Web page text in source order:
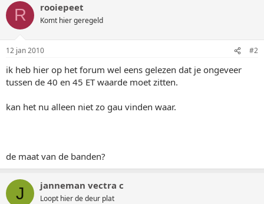
R rooiepeet
Komt hier geregeld
12 jan 2010 #2
ik heb hier op het forum wel eens gelezen dat je ongeveer
tussen de 40 en 45 ET waarde moet zitten.
kan het nu alleen niet zo gau vinden waar.
de maat van de banden?
J janneman vectra c
Loopt hier de deur plat